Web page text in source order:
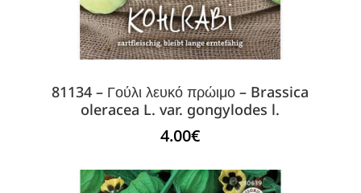
81134 – Γούλι λευκό πρώιμο – Brassica
oleracea L. var. gongylodes l.
4.00€